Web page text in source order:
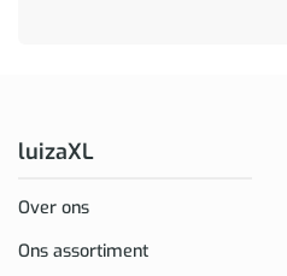
luizaXL
Over ons
Ons assortiment